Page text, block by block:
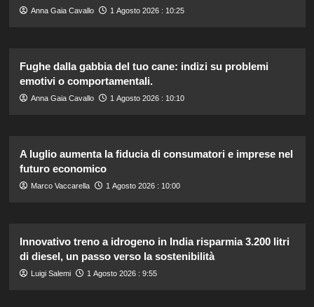
Anna Gaia Cavallo 1 Agosto 2026 : 10:25
Fughe dalla gabbia del tuo cane: indizi su problemi
emotivi o comportamentali.
Anna Gaia Cavallo 1 Agosto 2026 : 10:10
A luglio aumenta la fiducia di consumatori e imprese nel
futuro economico
Marco Vaccarella 1 Agosto 2026 : 10:00
Innovativo treno a idrogeno in India risparmia 3.200 litri
di diesel, un passo verso la sostenibilità
Luigi Salemi 1 Agosto 2026 : 9:55